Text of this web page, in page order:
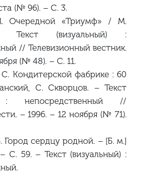
(№ 96). – С. 3.
Очередной «Триумф» / М.
Текст (визуальный) :
// Телевизионный вестник.
(№ 48). – С. 11.
Кондитерской фабрике : 60
С. Скворцов. – Текст
: непосредственный //
– 1996. – 12 ноября (№ 71).
Город сердцу родной. – [Б. м.]
C. 59. – Текст (визуальный) :